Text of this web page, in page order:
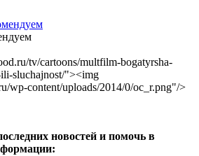
tv/cartoons/multfilm-bogatyrsha-
sluchajnost/"><img
wp-content/uploads/2014/0/oc_r.png"/>
новостей и помочь в